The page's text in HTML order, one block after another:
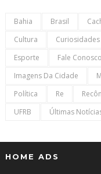
Bahia Brasil
Cultura
Curiosidades
Esporte
Fale Conosco
Imagens Da Cidade
Política
Re
UFRB
Últimas
HOME ADS